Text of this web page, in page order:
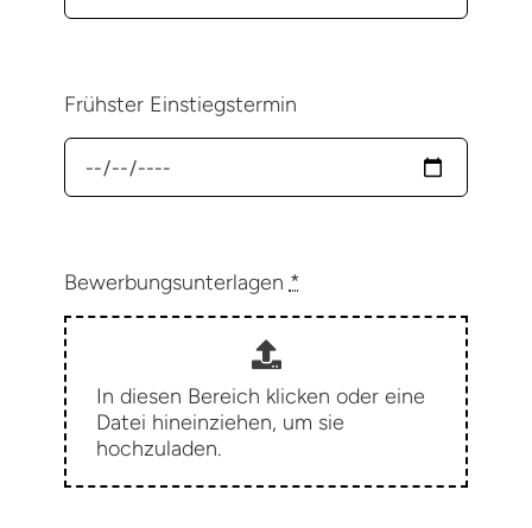
Frühster Einstiegstermin
Bewerbungsunterlagen *
In diesen Bereich klicken oder eine
Datei hineinziehen, um sie
hochzuladen.